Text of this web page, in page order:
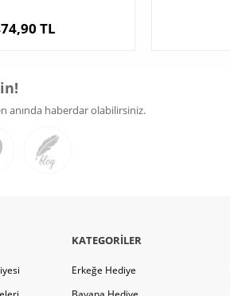
TL
anında haberdar olabilirsiniz.
KATEGORILER
Erkeğe Hediye